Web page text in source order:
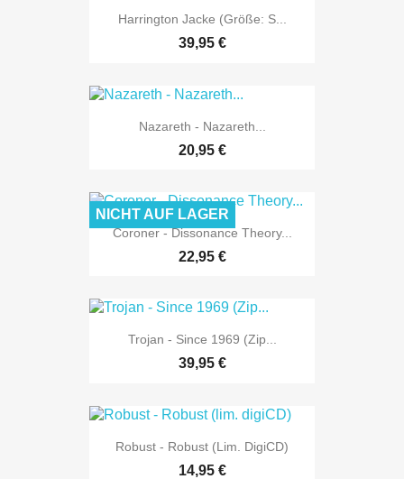
Harrington Jacke (Größe: S...
39,95 €
Nazareth - Nazareth...
20,95 €
Coroner - Dissonance Theory...
22,95 €
NICHT AUF LAGER
Trojan - Since 1969 (Zip...
39,95 €
Robust - Robust (lim. DigiCD)
14,95 €